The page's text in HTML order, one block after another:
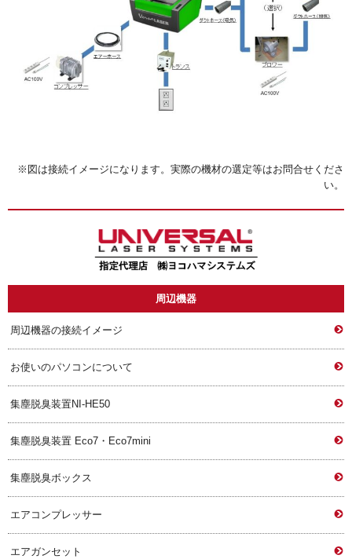
※図は接続イメージになります。実際の機材の選定等はお問合せくださ
い。
周辺機器
周辺機器の接続イメージ
お使いのパソコンについて
集塵脱臭装置NI-HE50
集塵脱臭装置 Eco7・Eco7mini
集塵脱臭ボックス
エアコンプレッサー
エアガンセット